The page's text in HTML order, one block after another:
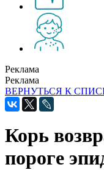
Реклама
Реклама
ВЕРНУТЬСЯ К
Корь
пороге